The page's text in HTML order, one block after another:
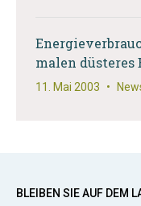
malen düsteres
11. Mai 2003 •
BLEIBEN SIE AUF DEM